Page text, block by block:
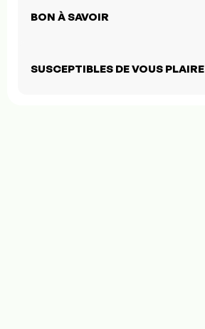
BON À SAVOIR
SUSCEPTIBLES DE VOUS PLAIRE